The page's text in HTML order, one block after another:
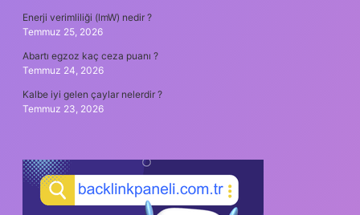
Enerji verimliliği (lmW) nedir ?
Temmuz 25, 2026
Abartı egzoz kaç ceza puanı ?
Temmuz 24, 2026
Kalbe iyi gelen çaylar nelerdir ?
Temmuz 23, 2026